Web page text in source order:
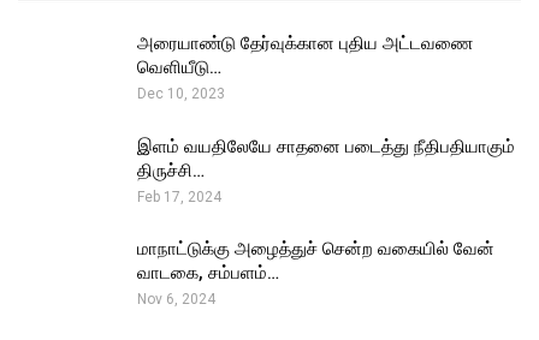
அரையாண்டு தேர்வுக்கான புதிய அட்டவணை
வெளியீடு…
Dec 10, 2023
இளம் வயதிலேயே சாதனை படைத்து நீதிபதியாகும்
திருச்சி…
Feb 17, 2024
மாநாட்டுக்கு அழைத்துச் சென்ற வகையில் வேன்
வாடகை, சம்பளம்…
Nov 6, 2024